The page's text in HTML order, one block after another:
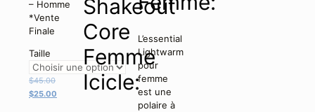
– Homme
*Vente
Finale
Taille
$45.00Le
prix
$25.00
Shakeout
Core
Femme
Icicle:
L’essential
Lightwarm
pour
femme
est une
polaire à